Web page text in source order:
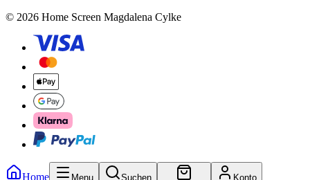
© 2026 Home Screen Magdalena Cylke
Home Menu Suchen Konto